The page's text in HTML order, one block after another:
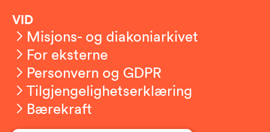
VID
Misjons- og diakoniarkivet
For eksterne
Personvern og GDPR
Tilgjengelighetserklæring
Bærekraft